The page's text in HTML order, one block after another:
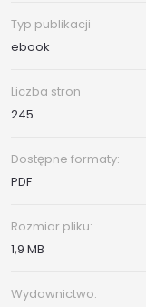
Typ publikacji
ebook
Liczba stron
245
Dostępne formaty:
PDF
Rozmiar pliku:
1,9 MB
Wydawnictwo: